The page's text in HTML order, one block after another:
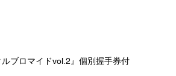
ブロマイドvol.2』個別握手券付